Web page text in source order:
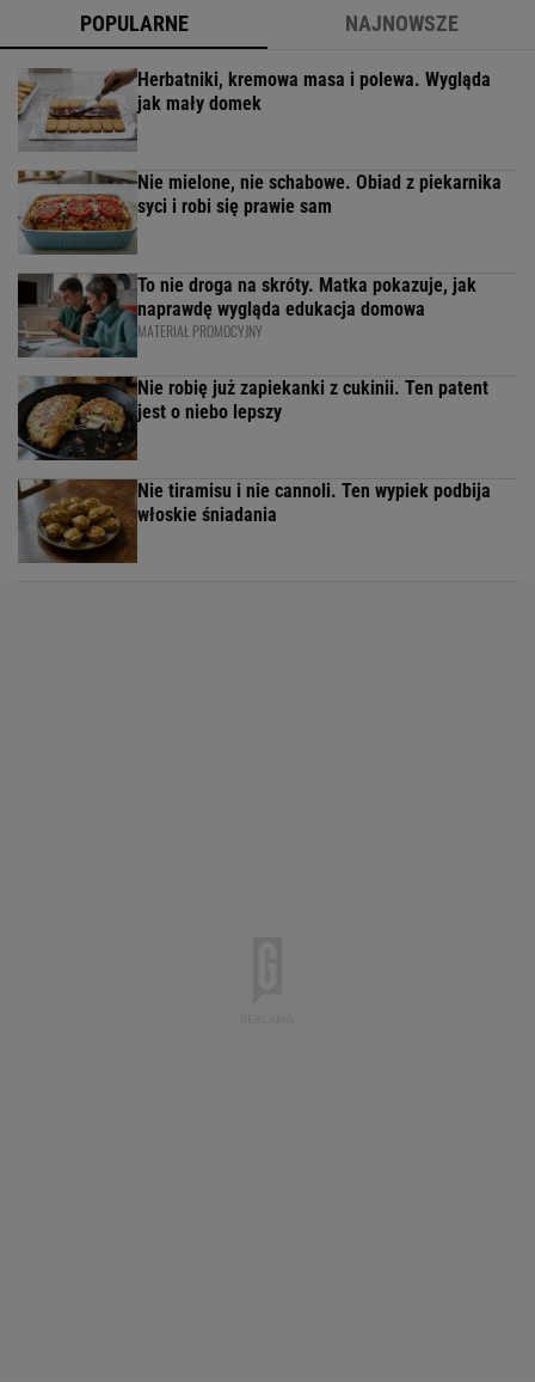
POPULARNE NAJNOWSZE
Herbatniki, kremowa masa i polewa. Wygląda
jak mały domek
Nie mielone, nie schabowe. Obiad z piekarnika
syci i robi się prawie sam
To nie droga na skróty. Matka pokazuje, jak
naprawdę wygląda edukacja domowa
MATERIAŁ PROMOCYJNY
Nie robię już zapiekanki z cukinii. Ten patent
jest o niebo lepszy
Nie tiramisu i nie cannoli. Ten wypiek podbija
włoskie śniadania